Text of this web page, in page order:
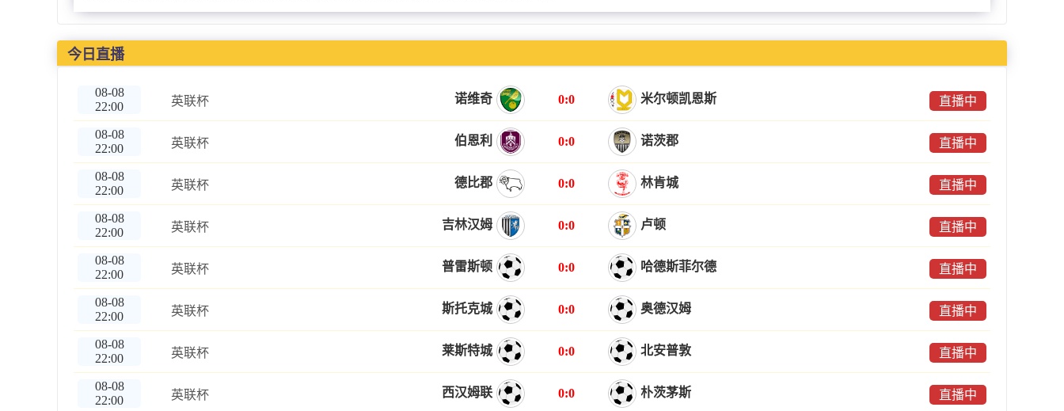
今日直播
08-08
22:00
英联杯 诺维奇 0:0 米尔顿凯恩斯 直播中
08-08
22:00
英联杯 伯恩利 0:0 诺茨郡 直播中
08-08
22:00
英联杯 德比郡 0:0 林肯城 直播中
08-08
22:00
英联杯 吉林汉姆 0:0 卢顿 直播中
08-08
22:00
英联杯 普雷斯顿 0:0 哈德斯菲尔德 直播中
08-08
22:00
英联杯 斯托克城 0:0 奥德汉姆 直播中
08-08
22:00
英联杯 莱斯特城 0:0 北安普敦 直播中
08-08
22:00
英联杯 西汉姆联 0:0 朴茨茅斯 直播中